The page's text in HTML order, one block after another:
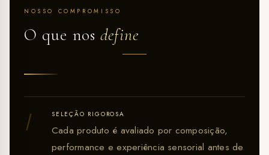
NOSSO COMPROMISSO
O que nosdefine
I SELEÇÃO RIGOROSA
Cada produto é avaliado por composição,
performance e experiência sensorial antes de